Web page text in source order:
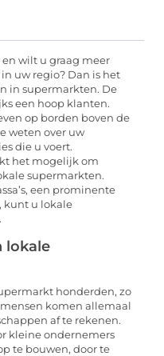
wilt u graag meer
uw regio? Dan is het
in supermarkten. De
een hoop klanten.
op borden boven de
weten over uw
die u voert.
het mogelijk om
supermarkten.
een prominente
kunt u lokale
lokale
honderden, zo
komen allemaal
af te rekenen.
kleine ondernemers
te bouwen, door te